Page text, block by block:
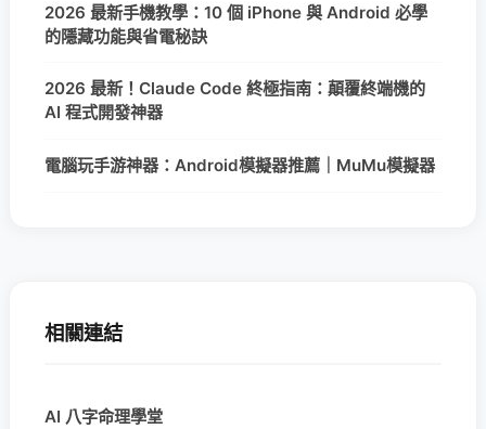
2026 最新手機教學：10 個 iPhone 與 Android 必學
的隱藏功能與省電秘訣
2026 最新！Claude Code 終極指南：顛覆終端機的
AI 程式開發神器
電腦玩手游神器：Android模擬器推薦｜MuMu模擬器
相關連結
AI 八字命理學堂